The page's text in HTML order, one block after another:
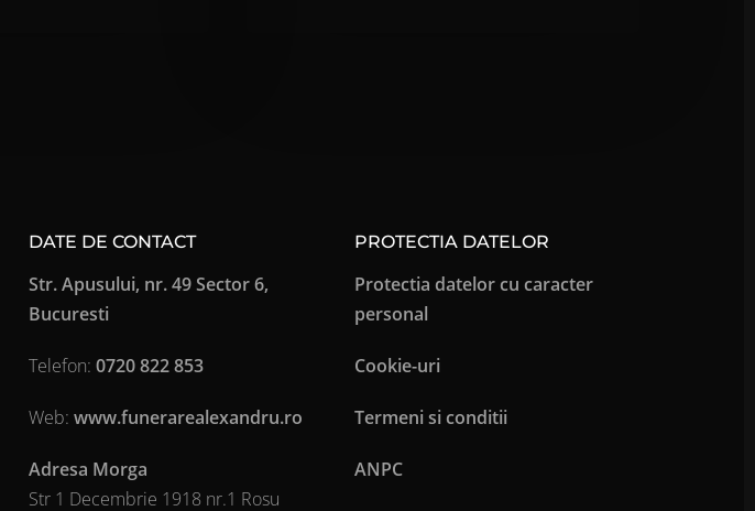
DATE DE CONTACT
Str. Apusului, nr. 49 Sector 6,
Bucuresti
Telefon: 0720 822 853
Web: www.funerarealexandru.ro
Adresa Morga
Str 1 Decembrie 1918 nr.1 Rosu
PROTECTIA DATELOR
Protectia datelor cu caracter
personal
Cookie-uri
Termeni si conditii
ANPC